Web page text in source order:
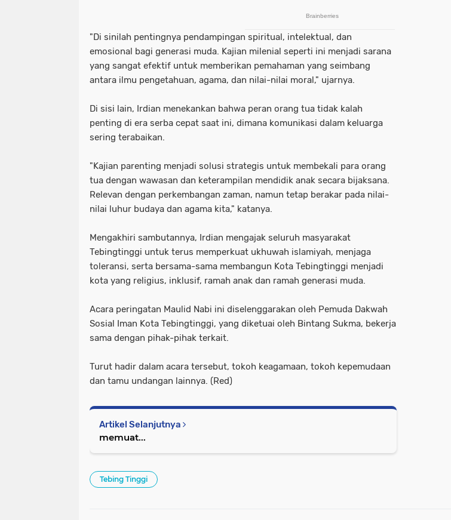
"Di sinilah pentingnya pendampingan spiritual, intelektual, dan
emosional bagi generasi muda. Kajian milenial seperti ini menjadi sarana
yang sangat efektif untuk memberikan pemahaman yang seimbang
antara ilmu pengetahuan, agama, dan nilai-nilai moral," ujarnya.
Di sisi lain, Irdian menekankan bahwa peran orang tua tidak kalah
penting di era serba cepat saat ini, dimana komunikasi dalam keluarga
sering terabaikan.
"Kajian parenting menjadi solusi strategis untuk membekali para orang
tua dengan wawasan dan keterampilan mendidik anak secara bijaksana.
Relevan dengan perkembangan zaman, namun tetap berakar pada nilai-
nilai luhur budaya dan agama kita," katanya.
Mengakhiri sambutannya, Irdian mengajak seluruh masyarakat
Tebingtinggi untuk terus memperkuat ukhuwah islamiyah, menjaga
toleransi, serta bersama-sama membangun Kota Tebingtinggi menjadi
kota yang religius, inklusif, ramah anak dan ramah generasi muda.
Acara peringatan Maulid Nabi ini diselenggarakan oleh Pemuda Dakwah
Sosial Iman Kota Tebingtinggi, yang diketuai oleh Bintang Sukma, bekerja
sama dengan pihak-pihak terkait.
Turut hadir dalam acara tersebut, tokoh keagamaan, tokoh kepemudaan
dan tamu undangan lainnya. (Red)
Artikel Selanjutnya
memuat...
Tebing Tinggi